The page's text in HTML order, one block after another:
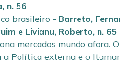
, n. 56
brasileiro - Barreto,
e Livianu, Roberto, n. 65
mercados mundo afora.
a Política externa e o